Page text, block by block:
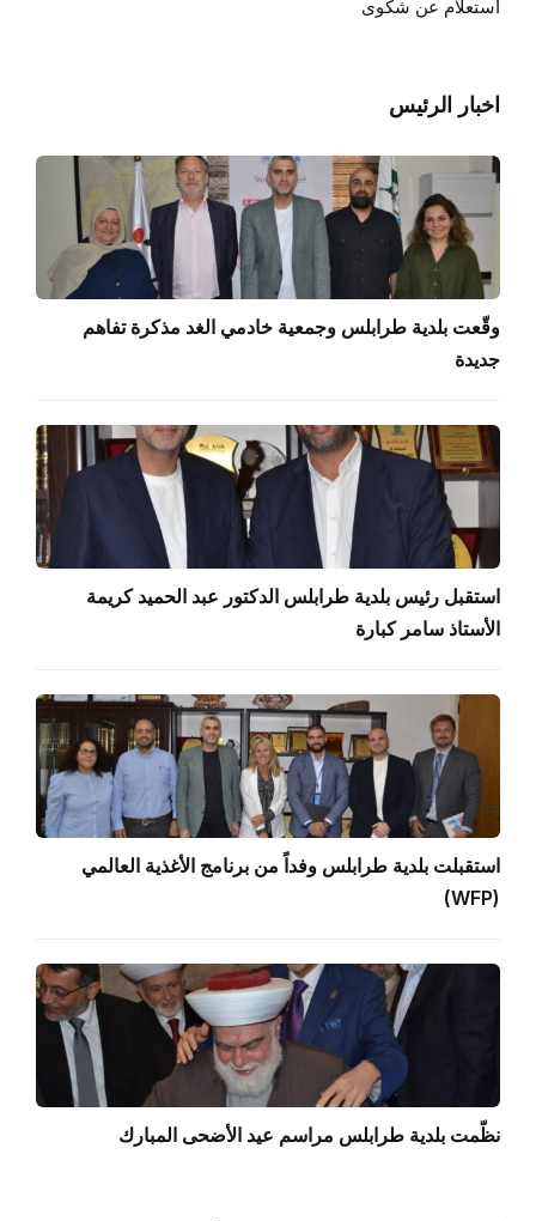
استعلام عن شكوى
اخبار الرئيس
وقّعت بلدية طرابلس وجمعية خادمي الغد مذكرة تفاهم
جديدة
استقبل رئيس بلدية طرابلس الدكتور عبد الحميد كريمة
الأستاذ سامر كبارة
استقبلت بلدية طرابلس وفداً من برنامج الأغذية العالمي
(WFP)
نظّمت بلدية طرابلس مراسم عيد الأضحى المبارك